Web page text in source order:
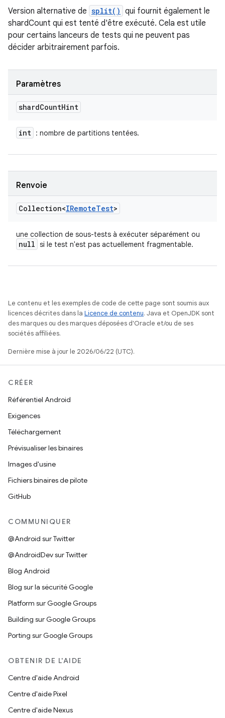
Version alternative de split() qui fournit également le
shardCount qui est tenté d'être exécuté. Cela est utile
pour certains lanceurs de tests qui ne peuvent pas
décider arbitrairement parfois.
Paramètres
shardCountHint
int : nombre de partitions tentées.
Renvoie
Collection<IRemoteTest>
une collection de sous-tests à exécuter séparément ou
null si le test n'est pas actuellement fragmentable.
Le contenu et les exemples de code de cette page sont soumis aux
licences décrites dans la Licence de contenu. Java et OpenJDK sont
des marques ou des marques déposées d'Oracle et/ou de ses
sociétés affiliées.
Dernière mise à jour le 2026/06/22 (UTC).
CRÉER
Référentiel Android
Exigences
Téléchargement
Prévisualiser les binaires
Images d'usine
Fichiers binaires de pilote
GitHub
COMMUNIQUER
@Android sur Twitter
@AndroidDev sur Twitter
Blog Android
Blog sur la sécurité Google
Platform sur Google Groups
Building sur Google Groups
Porting sur Google Groups
OBTENIR DE L'AIDE
Centre d'aide Android
Centre d'aide Pixel
Centre d'aide Nexus